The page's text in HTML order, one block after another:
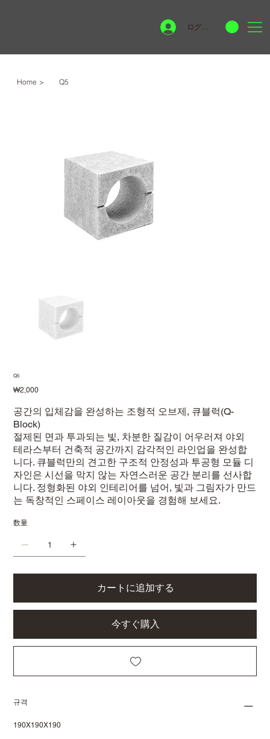
ログイン
Home > Q5
Q5
価
₩2,000
공간의 입체감을 완성하는 조형적 오브제, 큐블럭(Q-
Block)
절제된 면과 투과되는 빛, 차분한 질감이 어우러져 야외
테라스부터 건축적 공간까지 감각적인 라인업을 완성합
니다. 큐블럭만의 견고한 구조적 안정성과 투공형 모듈 디
자인은 시선을 막지 않는 자연스러운 공간 분리를 선사합
니다. 정형화된 야외 인테리어를 넘어, 빛과 그림자가 만드
는 독창적인 스페이스 레이아웃을 경험해 보세요.
数量
カートに追加する
今すぐ購入
규격
190X190X190